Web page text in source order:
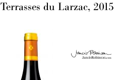
Terrasses du Larzac, 2015